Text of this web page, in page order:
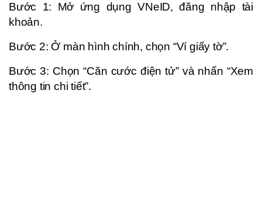
Bước 1: Mở ứng dụng VNeID, đăng nhập tài
khoản.
Bước 2: Ở màn hình chính, chọn “Ví giấy tờ”.
Bước 3: Chọn “Căn cước điện tử” và nhấn “Xem
thông tin chi tiết”.